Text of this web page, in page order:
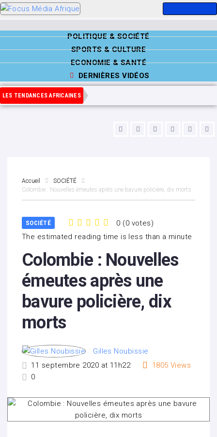
POLITIQUE & SOCIÉTÉ
SPORTS & CULTURE
ECONOMIE & SANTÉ
DERNIÈRES VIDÉOS
LES TENDANCES AFRICAINES
Accueil
SOCIÉTÉ
Colombie : Nouvelles émeutes après une bavure policière, dix morts
SOCIÉTÉ 0 (0 votes)
The estimated reading time is less than a minute
Colombie : Nouvelles
émeutes après une
bavure policière, dix
morts
Gilles Noubissie
11 septembre 2020 at 11h22
1805 Views
0